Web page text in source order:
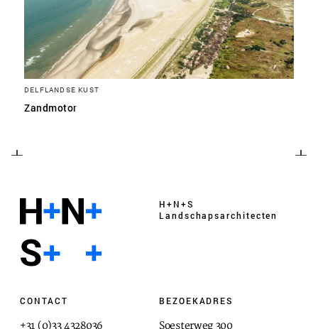
DELFLANDSE KUST
Zandmotor
H+N+S
Landschaps­architecten
CONTACT
+31 (0)33 4328036
BEZOEKADRES
Soesterweg 300